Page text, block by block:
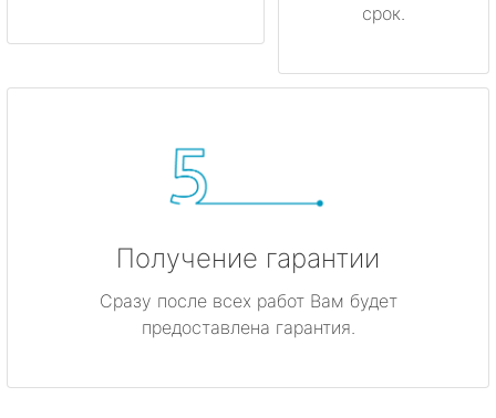
срок.
Получение гарантии
Сразу после всех работ Вам будет
предоставлена гарантия.